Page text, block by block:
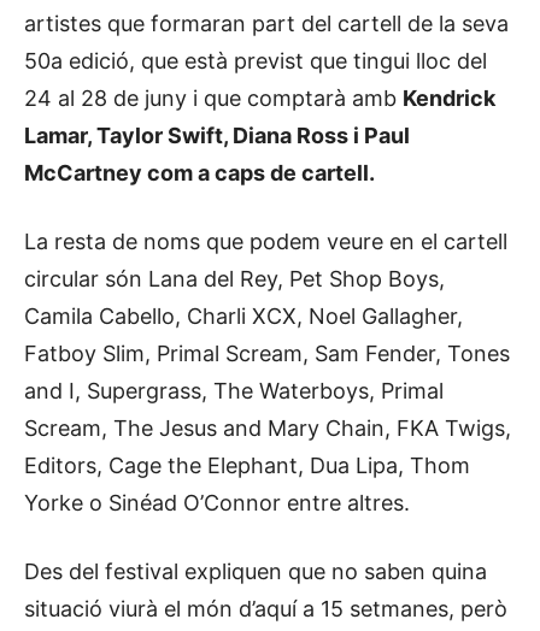
artistes que formaran part del cartell de la seva
50a edició, que està previst que tingui lloc del
24 al 28 de juny i que comptarà amb Kendrick
Lamar, Taylor Swift, Diana Ross i Paul
McCartney com a caps de cartell.
La resta de noms que podem veure en el cartell
circular són Lana del Rey, Pet Shop Boys,
Camila Cabello, Charli XCX, Noel Gallagher,
Fatboy Slim, Primal Scream, Sam Fender, Tones
and I, Supergrass, The Waterboys, Primal
Scream, The Jesus and Mary Chain, FKA Twigs,
Editors, Cage the Elephant, Dua Lipa, Thom
Yorke o Sinéad O’Connor entre altres.
Des del festival expliquen que no saben quina
situació viurà el món d’aquí a 15 setmanes, però